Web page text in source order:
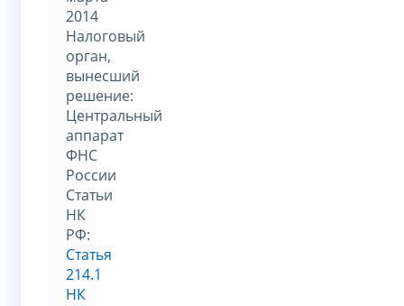
2014
Налоговый
орган,
вынесший
решение:
Центральный
аппарат
ФНС
России
Статьи
НК
РФ:
Статья
214.1
НК